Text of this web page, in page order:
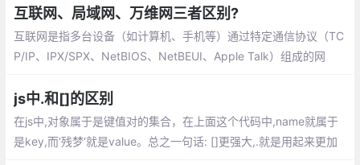
工程师， 工作短短两三年， 就跻身高级工程师的行列。
互联网、局域网、万维网三者区别?
互联网是指多台设备（如计算机、手机等）通过特定通信协议（TC
P/IP、IPX/SPX、NetBIOS、NetBEUI、Apple Talk）组成的网
般不大于10公里，而且通常只使用一种传输介质
js中.和[]的区别
在js中,对象属于是键值对的集合，在上面这个代码中,name就属于
是key,而‘残梦‘就是value。总之一句话: []更强大,.就是用起来更加